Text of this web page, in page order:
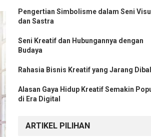
Pengertian Simbolisme dalam Seni
dan Sastra
Seni Kreatif dan Hubungannya dengan
Budaya
Rahasia Bisnis Kreatif yang Jarang
Alasan Gaya Hidup Kreatif Semakin
di Era Digital
ARTIKEL PILIHAN